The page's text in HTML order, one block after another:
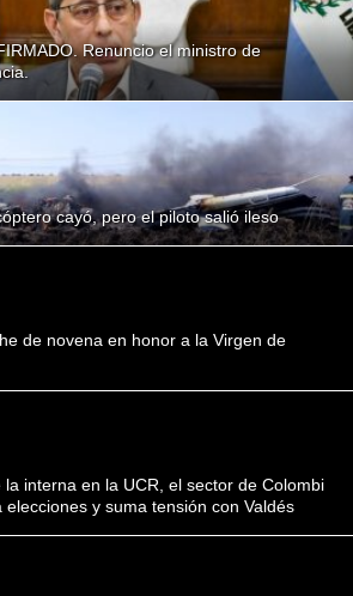
Renuncio el ministro de
cayó, pero el piloto salió ileso
de novena en honor a la Virgen de
la interna en la UCR, el sector de Colombi
elecciones y suma tensión con Valdés